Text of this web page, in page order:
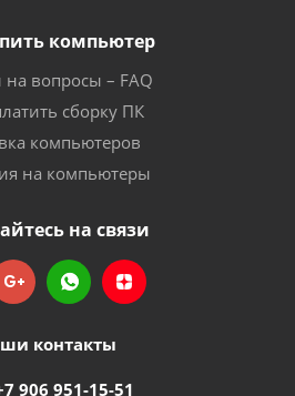
компьютер
на вопросы – FAQ
сборку ПК
компьютеров
на компьютеры
на связи
контакты
906 951-15-51